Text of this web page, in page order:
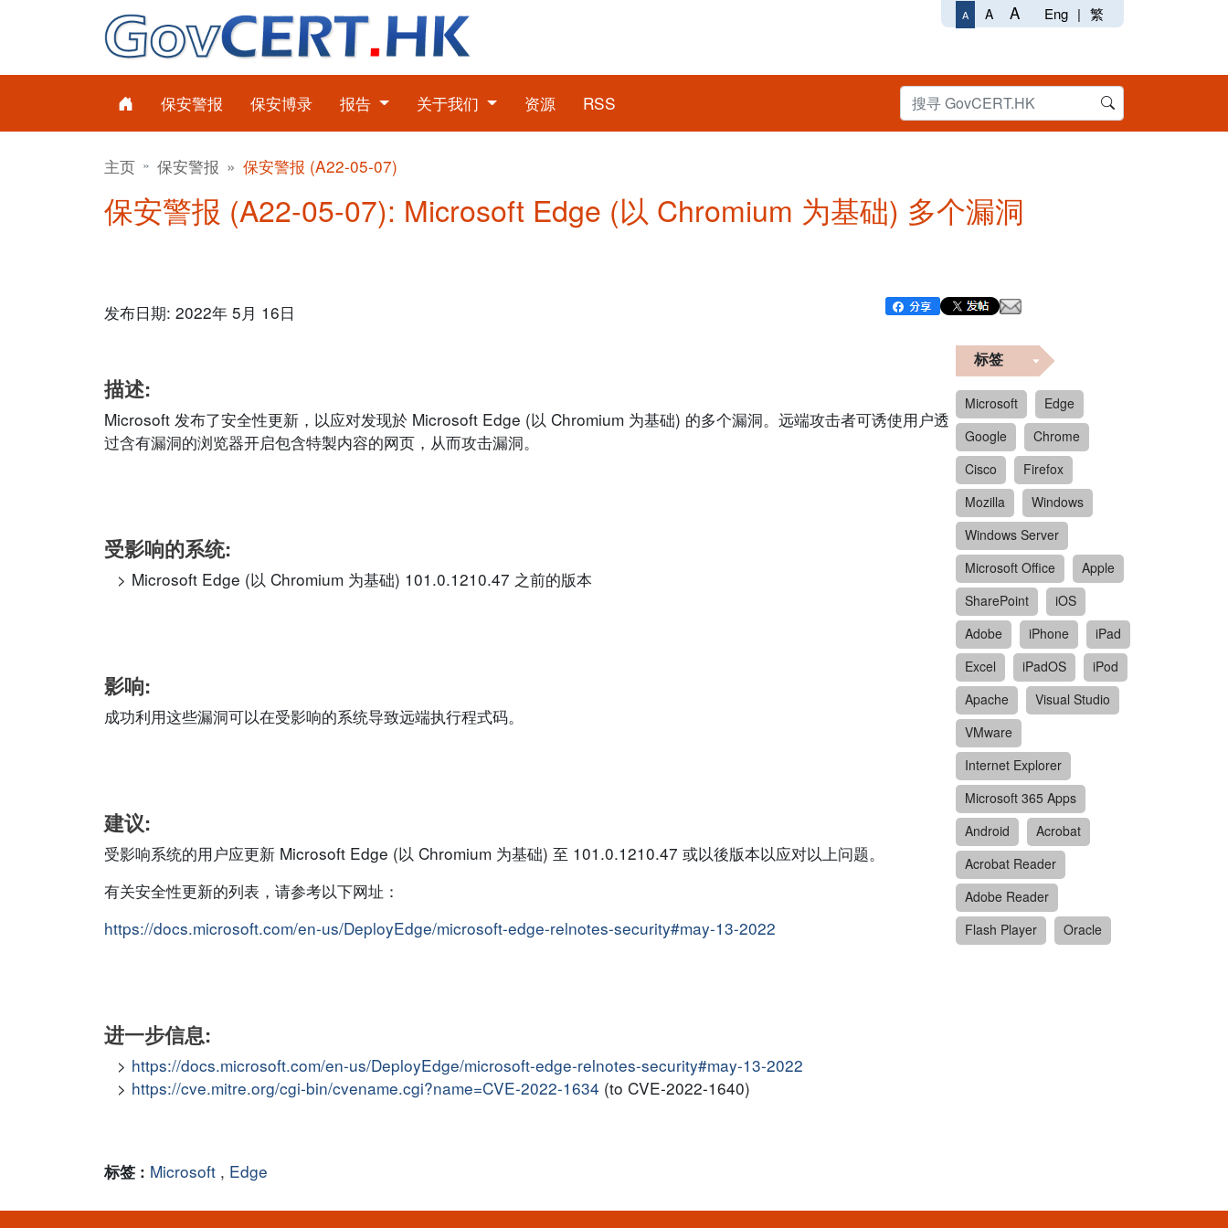
A A A Eng | 繁
保安警报 保安博录 报告 关于我们 资源 RSS
主页 保安警报 保安警报 (A22-05-07)
保安警报 (A22-05-07): Microsoft Edge (以 Chromium 为基础) 多个漏洞
发布日期: 2022年 5月 16日
描述:
Microsoft 发布了安全性更新，以应对发现於 Microsoft Edge (以 Chromium 为基础) 的多个漏洞。远端攻击者可诱使用户透
过含有漏洞的浏览器开启包含特製内容的网页，从而攻击漏洞。
受影响的系统:
Microsoft Edge (以 Chromium 为基础) 101.0.1210.47 之前的版本
影响:
成功利用这些漏洞可以在受影响的系统导致远端执行程式码。
建议:
受影响系统的用户应更新 Microsoft Edge (以 Chromium 为基础) 至 101.0.1210.47 或以後版本以应对以上问题。
有关安全性更新的列表，请参考以下网址：
https://docs.microsoft.com/en-us/DeployEdge/microsoft-edge-relnotes-security#may-13-2022
进一步信息:
https://docs.microsoft.com/en-us/DeployEdge/microsoft-edge-relnotes-security#may-13-2022
https://cve.mitre.org/cgi-bin/cvename.cgi?name=CVE-2022-1634 (to CVE-2022-1640)
标签 : Microsoft , Edge
标签
Microsoft
Edge
Google
Chrome
Cisco
Firefox
Mozilla
Windows
Windows Server
Microsoft Office
Apple
SharePoint
iOS
Adobe
iPhone
iPad
Excel
iPadOS
iPod
Apache
Visual Studio
VMware
Internet Explorer
Microsoft 365 Apps
Android
Acrobat
Acrobat Reader
Adobe Reader
Flash Player
Oracle